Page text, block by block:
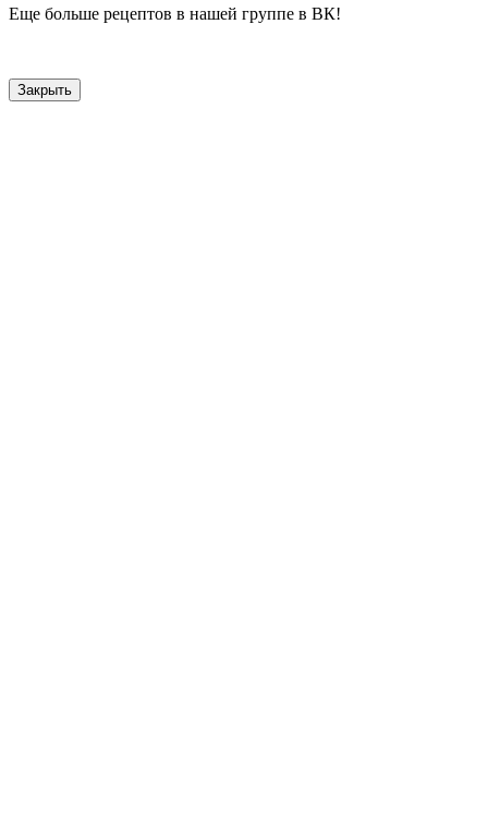
Еще больше рецептов в нашей группе в ВК!
Закрыть